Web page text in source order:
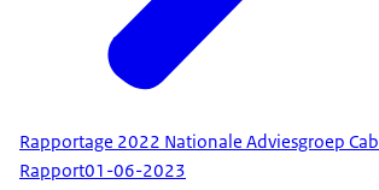
Rapportage 2022 Nationale Adviesgroep
Rapport01-06-2023